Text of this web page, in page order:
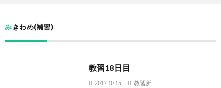
みきわめ(補習)
教習18日目
2017.10.15
教習所